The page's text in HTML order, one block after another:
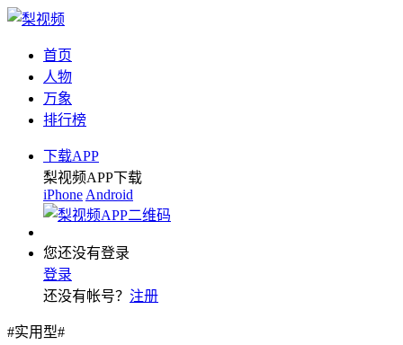
首页
人物
万象
排行榜
下载APP
梨视频APP下载
iPhone Android
您还没有登录
登录
还没有帐号？ 注册
#实用型#